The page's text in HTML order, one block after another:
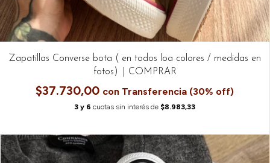
Zapatillas Converse bota ( en todos loa colores / medidas en
fotos)
$37.730,00 con
6 cuotas sin interés de $8.983,33